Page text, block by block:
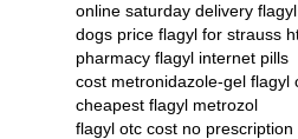
online saturday delivery flagyl
dogs price flagyl for strauss
pharmacy flagyl internet pills
cost metronidazole-gel flagyl
cheapest flagyl metrozol
flagyl otc cost no prescription